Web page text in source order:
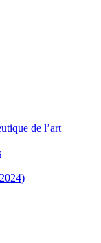
de l’art